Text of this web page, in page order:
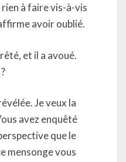
rien à faire vis-à-vis
avoir oublié.
et il a avoué.
Je veux la
avez enquêté
que le
mensonge vous